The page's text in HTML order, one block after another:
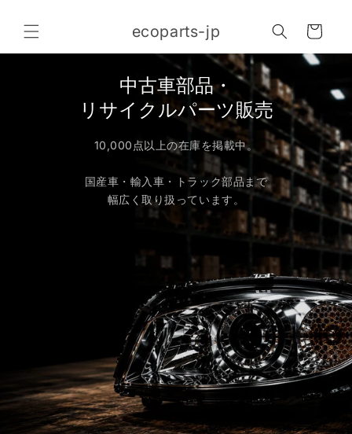
進む
ecoparts-jp
ー
ト
中古車部品・
リサイクルパーツ販売
10,000点以上の在庫を掲載中。
国産車・輸入車・トラック部品まで
幅広く取り扱っています。